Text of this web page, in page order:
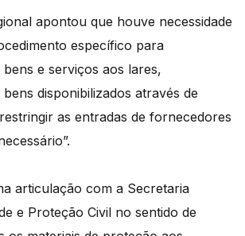
apontou que houve necessidade
específico para
e serviços aos lares,
disponibilizados através de
as entradas de fornecedores
articulação com a Secretaria
e Proteção Civil no sentido de